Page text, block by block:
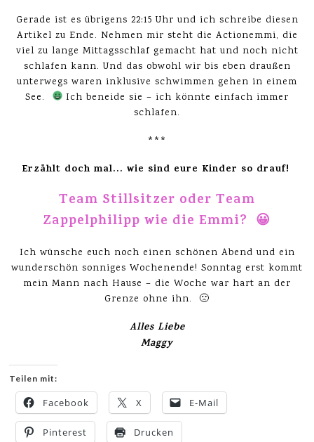
Gerade ist es übrigens 22:15 Uhr und ich schreibe diesen
Artikel zu Ende. Nehmen mir steht die Actionemmi, die
viel zu lange Mittagsschlaf gemacht hat und noch nicht
schlafen kann. Und das obwohl wir bis eben draußen
unterwegs waren inklusive schwimmen gehen in einem
See.
Ich beneide sie – ich könnte einfach immer
schlafen.
***
Erzählt doch mal… wie sind eure Kinder so drauf!
Team Stillsitzer oder Team
Zappelphilipp wie die Emmi? 😀
Ich wünsche euch noch einen schönen Abend und ein
wunderschön sonniges Wochenende! Sonntag erst kommt
mein Mann nach Hause – die Woche war hart an der
Grenze ohne ihn. 🙁
Alles Liebe
Maggy
Teilen mit:
Facebook X E-Mail
Pinterest Drucken